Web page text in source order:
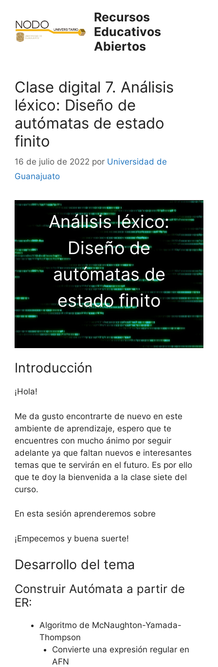
contenido
Recursos
Educativos
Abiertos
Clase digital 7. Análisis
léxico: Diseño de
autómatas de estado
finito
16 de julio de 2022 por Universidad de
Guanajuato
Análisis léxico:
Diseño de
autómatas de
estado finito
Introducción
¡Hola!
Me da gusto encontrarte de nuevo en este
ambiente de aprendizaje, espero que te
encuentres con mucho ánimo por seguir
adelante ya que faltan nuevos e interesantes
temas que te servirán en el futuro. Es por ello
que te doy la bienvenida a la clase siete del
curso.
En esta sesión aprenderemos sobre
¡Empecemos y buena suerte!
Desarrollo del tema
Construir Autómata a partir de
ER:
Algoritmo de McNaughton-Yamada-
Thompson
Convierte una expresión regular en
AFN